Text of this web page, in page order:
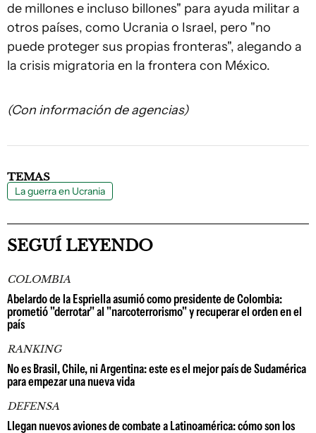
de millones e incluso billones" para ayuda militar a
otros países, como Ucrania o Israel, pero "no
puede proteger sus propias fronteras", alegando a
la crisis migratoria en la frontera con México.
(Con información de agencias)
TEMAS
La guerra en Ucrania
SEGUÍ LEYENDO
COLOMBIA
Abelardo de la Espriella asumió como presidente de Colombia:
prometió "derrotar" al "narcoterrorismo" y recuperar el orden en el
país
RANKING
No es Brasil, Chile, ni Argentina: este es el mejor país de Sudamérica
para empezar una nueva vida
DEFENSA
Llegan nuevos aviones de combate a Latinoamérica: cómo son los